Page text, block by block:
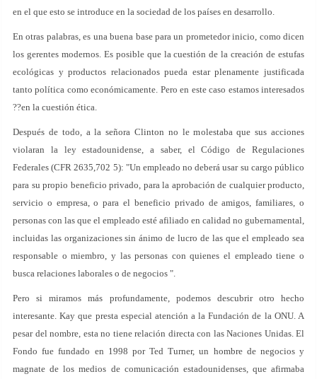
en el que esto se introduce en la sociedad de los países en desarrollo.
En otras palabras, es una buena base para un prometedor inicio, como dicen
los gerentes modernos. Es posible que la cuestión de la creación de estufas
ecológicas y productos relacionados pueda estar plenamente justificada
tanto política como económicamente. Pero en este caso estamos interesados
??en la cuestión ética.
Después de todo, a la señora Clinton no le molestaba que sus acciones
violaran la ley estadounidense, a saber, el Código de Regulaciones
Federales (CFR 2635,702 5): "Un empleado no deberá usar su cargo público
para su propio beneficio privado, para la aprobación de cualquier producto,
servicio o empresa, o para el beneficio privado de amigos, familiares, o
personas con las que el empleado esté afiliado en calidad no gubernamental,
incluidas las organizaciones sin ánimo de lucro de las que el empleado sea
responsable o miembro, y las personas con quienes el empleado tiene o
busca relaciones laborales o de negocios ".
Pero si miramos más profundamente, podemos descubrir otro hecho
interesante. Kay que presta especial atención a la Fundación de la ONU. A
pesar del nombre, esta no tiene relación directa con las Naciones Unidas. El
Fondo fue fundado en 1998 por Ted Turner, un hombre de negocios y
magnate de los medios de comunicación estadounidenses, que afirmaba